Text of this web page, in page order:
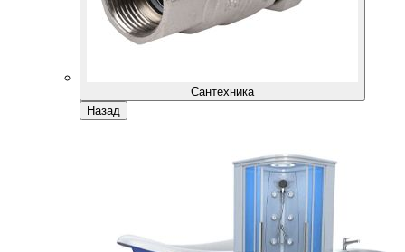
Сантехника
Назад